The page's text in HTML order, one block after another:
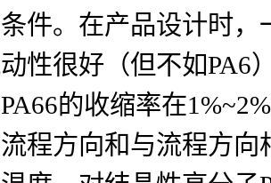
件。在产品设计时
性很好（但不如PA6
的收缩率在
程方向和与流程方